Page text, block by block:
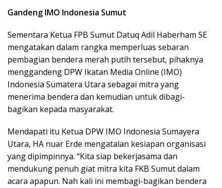
Gandeng IMO Indonesia Sumut
Sementara Ketua FPB Sumut Datuq Adil Haberham SE
mengatakan dalam rangka memperluas sebaran
pembagian bendera merah putih tersebut, pihaknya
menggandeng DPW Ikatan Media Online (IMO)
Indonesia Sumatera Utara sebagai mitra yang
menerima bendera dan kemudian untuk dibagi-
bagikan kepada masyarakat.
Mendapati itu Ketua DPW IMO Indonesia Sumayera
Utara, HA nuar Erde mengatalan kesiapan organisasi
yang dipimpinnya. “Kita siap bekerjasama dan
mendukung penuh giat mitra kita FKB Sumut dalam
acara apapun. Nah kali ini membagi-bagikan bendera